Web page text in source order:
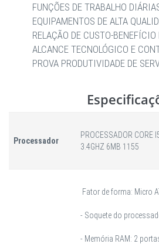
FUNÇÕES DE TRABALHO
EQUIPAMENTOS DE ALTA
RELAÇÃO DE CUSTO-
ALCANCE TECNOLÓGICO E
PROVA PRODUTIVIDADE DE
Processador
PROCESSADOR CORE
3.4GHZ 6MB 1155
Fator de forma: Micro
- Soquete do
- Memória RAM: 2